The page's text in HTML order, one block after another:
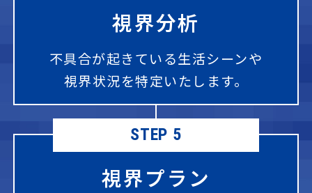
視界分析
不具合が起きている生活シーンや
視界状況を特定いたします。
STEP 5
視界プラン